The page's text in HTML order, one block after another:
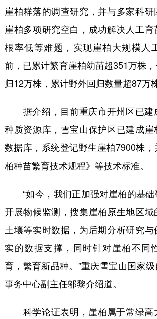
崖柏群落的调查研究，并与多家科
崖柏多项研究空白，成功解决人工
根率低等难题，实现崖柏大规模人
前，已累计繁育崖柏幼苗超351万株
归12万株，累计野外回归数量超87万株
据介绍，目前重庆市开州区已建
种质资源库，雪宝山保护区已建成
数据库，系统登记野生崖柏7900株
柏种苗繁育技术规程》等技术标准。
“如今，我们正加强对崖柏的基础
开展物候监测，搜集崖柏原生地区域
土壤等实时数据，为后期分析研究
实的数据支撑，同时针对崖柏不同
育，繁育新品种。”重庆雪宝山国家
事务中心副主任邬黎介绍道。
科学论证表明，崖柏属于常绿高